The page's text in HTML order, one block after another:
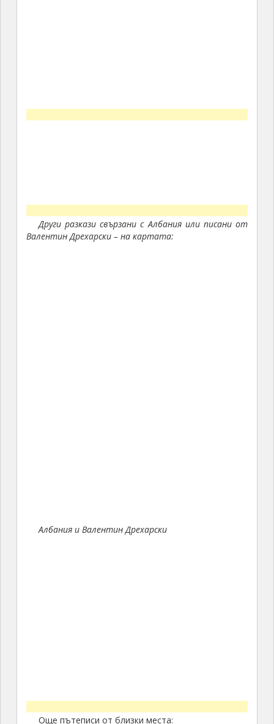
Други разкази свързани с Албания или писани от
Валентин Дрехарски – на картата:
Албания и Валентин Дрехарски
Още пътеписи от близки места: